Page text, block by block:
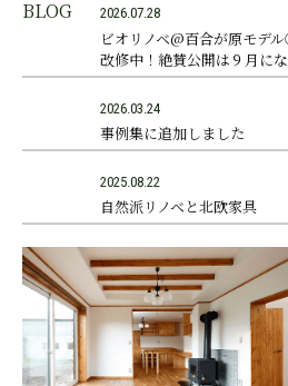
BLOG 2026.07.28
ビオリノベ@百合が原モ
改修中！絶賛公開は９月にな
2026.03.24
事例集に追加しました
2025.08.22
自然派リノベと北欧家具